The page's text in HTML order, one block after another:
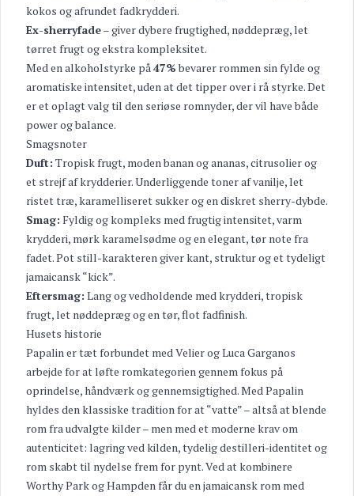
kokos og afrundet fadkrydderi.
Ex-sherryfade– giver dybere frugtighed, nøddepræg, let
tørret frugt og ekstra kompleksitet.
Med en alkoholstyrke på47%bevarer rommen sin fylde og
aromatiske intensitet, uden at det tipper over i rå styrke. Det
er et oplagt valg til den seriøse romnyder, der vil have både
power og balance.
Smagsnoter
Duft: Tropisk frugt, moden banan og ananas, citrusolier og
et strejf af krydderier. Underliggende toner af vanilje, let
ristet træ, karamelliseret sukker og en diskret sherry-dybde.
Smag: Fyldig og kompleks med frugtig intensitet, varm
krydderi, mørk karamelsødme og en elegant, tør note fra
fadet. Pot still-karakteren giver kant, struktur og et tydeligt
jamaicansk “kick”.
Eftersmag: Lang og vedholdende med krydderi, tropisk
frugt, let nøddepræg og en tør, flot fadfinish.
Husets historie
Papalin er tæt forbundet med Velier og Luca Garganos
arbejde for at løfte romkategorien gennem fokus på
oprindelse, håndværk og gennemsigtighed. Med Papalin
hyldes den klassiske tradition for at “vatte” – altså at blende
rom fra udvalgte kilder – men med et moderne krav om
autenticitet: lagring ved kilden, tydelig destilleri-identitet og
rom skabt til nydelse frem for pynt. Ved at kombinere
Worthy Park og Hampden får du en jamaicansk rom med